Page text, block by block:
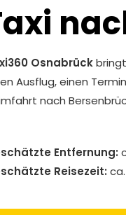
Osnabrück
Ausflug, einen
nach
Entfernung:
Reisezeit: